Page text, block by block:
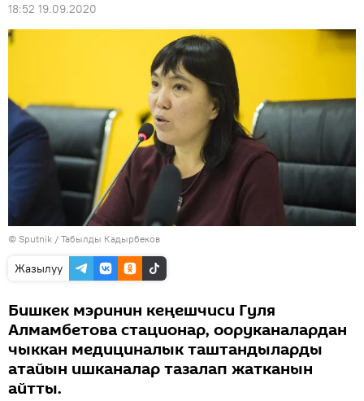
18:52 19.09.2020
© Sputnik / Табылды Кадырбеков
Жазылуу
Бишкек мэринин кеңешчиси Гуля
Алмамбетова стационар, ооруканалардан
чыккан медициналык таштандыларды
атайын ишканалар тазалап жатканын
айтты.